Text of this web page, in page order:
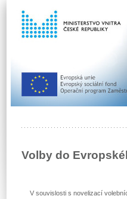
Volby do
V souvislosti s novelizací